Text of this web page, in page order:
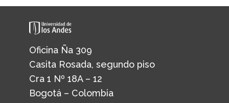
Oficina Ña 309
Casita Rosada, segundo piso
Cra 1 Nº 18A – 12
Bogotá – Colombia